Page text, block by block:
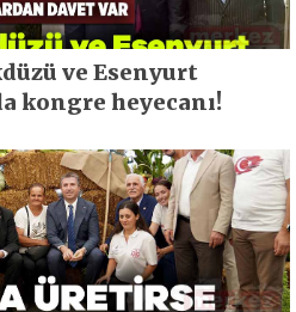
ve Esenyurt
kongre heyecanı!